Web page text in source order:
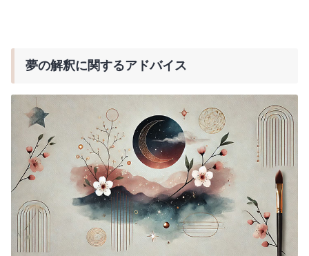
夢の解釈に関するアドバイス